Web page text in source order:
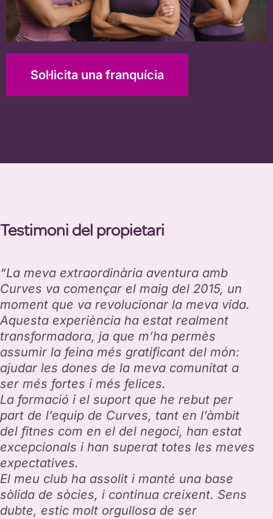
Sol·licita una franquícia
Testimoni del propietari
“La meva extraordinària aventura amb
Curves va començar el maig del 2015, un
moment que va revolucionar la meva vida.
Aquesta experiència ha estat realment
transformadora, ja que m’ha permès
assumir la feina més gratificant del món:
ajudar les dones de la meva comunitat a
ser més fortes i més felices.
La formació i el suport que he rebut per
part de l’equip de Curves, tant en l’àmbit
del fitnes com en el del negoci, han estat
excepcionals i han superat totes les meves
expectatives.
El meu club ha assolit i manté una base
sòlida de sòcies, i continua creixent. Sens
dubte, estic molt orgullosa de ser